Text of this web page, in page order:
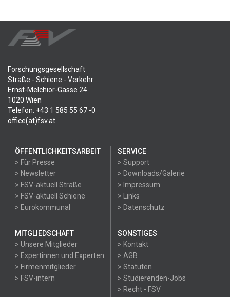
Forschungsgesellschaft
Straße - Schiene - Verkehr
Ernst-Melchior-Gasse 24
1020 Wien
Telefon: +43 1 585 55 67 -0
office(at)fsv.at
ÖFFENTLICHKEITSARBEIT
> Für Presse
> Newsletter
> FSV-aktuell Straße
> FSV-aktuell Schiene
> Eurokommunal
SERVICE
> Support
> Downloads/Galerie
> Impressum
> Links
> Datenschutz
MITGLIEDSCHAFT
> Unsere Mitglieder
> Expertinnen und Experten
> Firmenmitglieder
> FSV-intern
SONSTIGES
> Kontakt
> AGB
> Statuten
> Studierenden-Jobs
> Recht - FSV